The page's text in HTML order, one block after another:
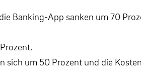
Banking-App sanken um 70
sich um 50 Prozent und die